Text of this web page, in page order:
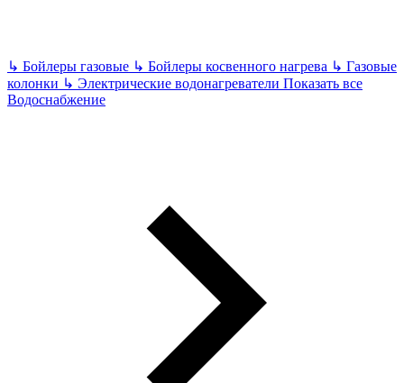
↳ Бойлеры газовые ↳ Бойлеры косвенного нагрева ↳ Газовые
колонки ↳ Электрические водонагреватели Показать все
Водоснабжение